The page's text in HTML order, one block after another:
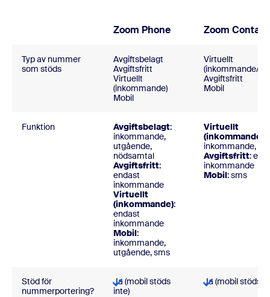
Zoom Phone Zoom
Typ av nummer
som stöds
Avgiftsbelagt
Avgiftsfritt
Virtuellt
(inkommande)
Mobil
Virtuellt
(inkommande/
Avgiftsfritt
Mobil
Funktion Avgiftsbelagt:
inkommande,
utgående,
nödsamtal
Avgiftsfritt:
endast
inkommande
Virtuellt
(inkommande):
endast
inkommande
Mobil:
inkommande,
utgående, sms
Virtuellt
(inkommande/
inkommande,
Avgiftsfritt:
inkommande
Mobil: sms
Stöd för
nummerportering?
Ja (mobil stöds
inte)
Ja (mobil stöds